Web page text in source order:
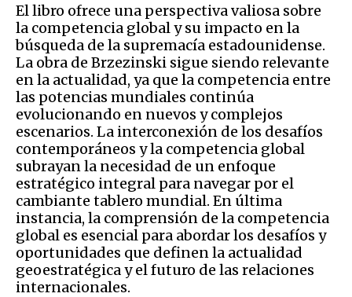
El libro ofrece una perspectiva valiosa sobre
la competencia global y su impacto en la
búsqueda de la supremacía estadounidense.
La obra de Brzezinski sigue siendo relevante
en la actualidad, ya que la competencia entre
las potencias mundiales continúa
evolucionando en nuevos y complejos
escenarios. La interconexión de los desafíos
contemporáneos y la competencia global
subrayan la necesidad de un enfoque
estratégico integral para navegar por el
cambiante tablero mundial. En última
instancia, la comprensión de la competencia
global es esencial para abordar los desafíos y
oportunidades que definen la actualidad
geoestratégica y el futuro de las relaciones
internacionales.